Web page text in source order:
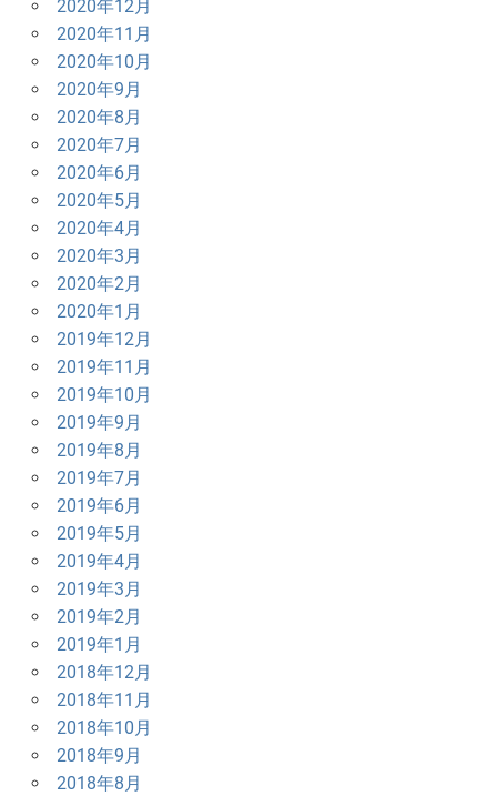
2020年12月
2020年11月
2020年10月
2020年9月
2020年8月
2020年7月
2020年6月
2020年5月
2020年4月
2020年3月
2020年2月
2020年1月
2019年12月
2019年11月
2019年10月
2019年9月
2019年8月
2019年7月
2019年6月
2019年5月
2019年4月
2019年3月
2019年2月
2019年1月
2018年12月
2018年11月
2018年10月
2018年9月
2018年8月